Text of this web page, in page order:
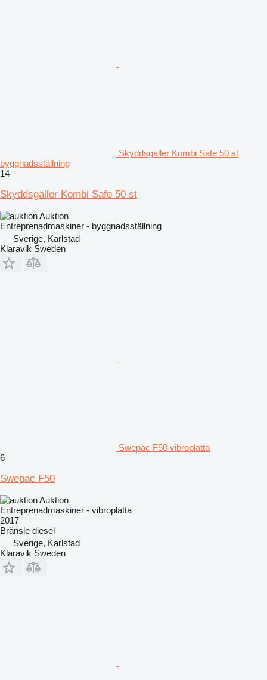
Skyddsgaller Kombi Safe 50 st
byggnadsställning
14
Skyddsgaller Kombi Safe 50 st
Auktion
Entreprenadmaskiner - byggnadsställning
Sverige, Karlstad
Klaravik Sweden
Swepac F50 vibroplatta
6
Swepac F50
Auktion
Entreprenadmaskiner - vibroplatta
2017
Bränsle diesel
Sverige, Karlstad
Klaravik Sweden